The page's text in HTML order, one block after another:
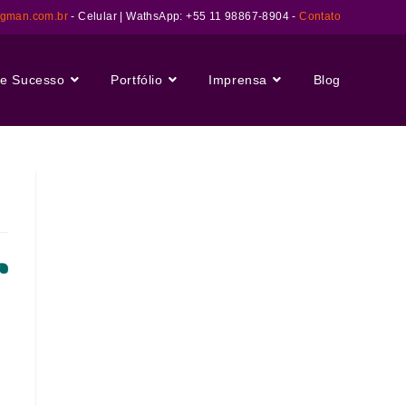
- Celular | WathsApp: +55 11 98867-8904 -Contato
Sucesso Portfólio Imprensa Blog